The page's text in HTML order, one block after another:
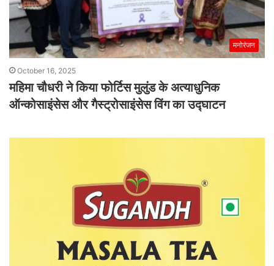
मनोरंजन
October 16, 2025
महिमा चौधरी ने किया फोर्टिस मुलुंड के अत्याधुनिक
ऑन्कोसाइंसेस और गैस्ट्रोसाइंसेस विंग का उद्घाटन